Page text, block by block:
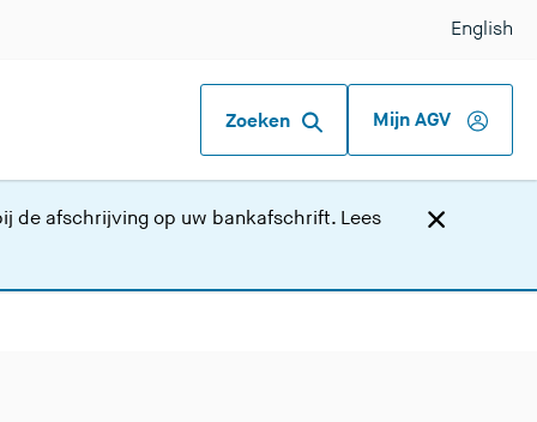
Zoeken Mijn AGV
English
de afschrijving op uw bankafschrift. Lees